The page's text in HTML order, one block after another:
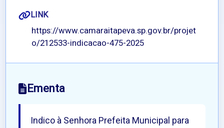
LINK
https://www.camaraitapeva.sp.gov.br/projet
o/212533-indicacao-475-2025
Ementa
Indico à Senhora Prefeita Municipal para